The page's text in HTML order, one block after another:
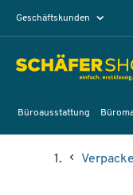
Geschäftskunden
Büroausstattung